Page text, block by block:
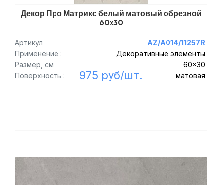
Декор Про Матрикс белый матовый обрезной
60x30
Артикул
AZ/A014/11257R
Применение :
Декоративные элементы
Размер, см :
60x30
Поверхность :
матовая
975 руб/шт.